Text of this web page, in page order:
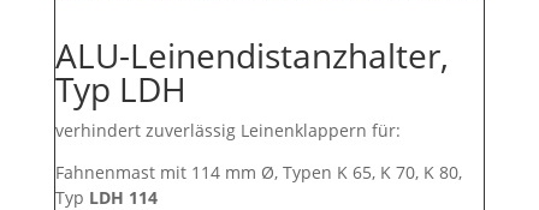
ALU-Leinendistanzhalter,
Typ LDH
verhindert zuverlässig Leinenklappern für:
Fahnenmast mit 114 mm Ø, Typen K 65, K 70, K 80,
Typ LDH 114